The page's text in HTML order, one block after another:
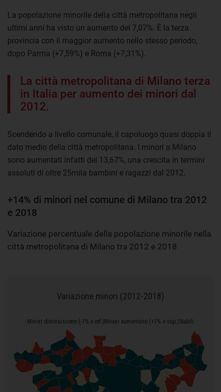
La popolazione minorile della città metropolitana negli
ultimi anni ha visto un aumento del 7,07%. È la terza
provincia con il maggior aumento nello stesso periodo,
dopo Parma (+7,59%) e Roma (+7,31%).
La città metropolitana di Milano terza
in Italia per aumento dei minori dal
2012.
Scendendo a livello comunale, il capoluogo quasi doppia il
dato medio della città metropolitana. I minori a Milano
sono aumentati infatti del 13,67%, una crescita in termini
assoluti di oltre 25mila bambini e ragazzi dal 2012.
+14% di minori nel comune di Milano tra 2012
e 2018
Variazione percentuale della popolazione minorile nella
città metropolitana di Milano tra 2012 e 2018